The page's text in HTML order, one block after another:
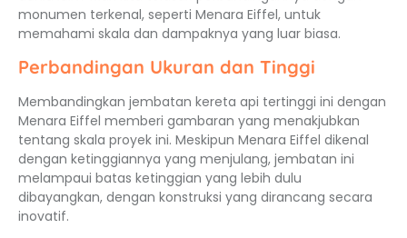
monumen terkenal, seperti Menara Eiffel, untuk
memahami skala dan dampaknya yang luar biasa.
Perbandingan Ukuran dan Tinggi
Membandingkan jembatan kereta api tertinggi ini dengan
Menara Eiffel memberi gambaran yang menakjubkan
tentang skala proyek ini. Meskipun Menara Eiffel dikenal
dengan ketinggiannya yang menjulang, jembatan ini
melampaui batas ketinggian yang lebih dulu
dibayangkan, dengan konstruksi yang dirancang secara
inovatif.